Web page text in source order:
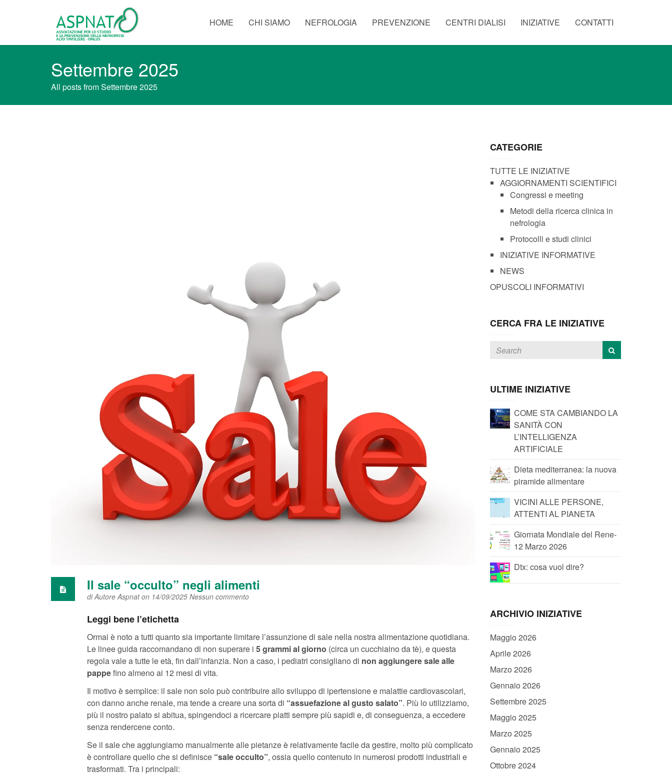
HOME CHI SIAMO NEFROLOGIA PREVENZIONE CENTRI DIALISI INIZIATIVE CONTATTI
Settembre 2025
All posts from Settembre 2025
Il sale “occulto” negli alimenti
diAutore Aspnaton 14/09/2025 Nessun commento
Leggi bene l’etichetta
Ormai è noto a tutti quanto sia importante limitare l’assunzione di sale nella nostra alimentazione quotidiana.
Le linee guida raccomandano di non superare i 5 grammi al giorno (circa un cucchiaino da tè), e questa
regola vale a tutte le età, fin dall’infanzia. Non a caso, i pediatri consigliano di non aggiungere sale alle
pappefino almeno ai 12 mesi di vita.
Il motivo è semplice: il sale non solo può contribuire allo sviluppo di ipertensione e malattie cardiovascolari,
con danno anche renale, ma tende a creare una sorta di “assuefazione al gusto salato”. Più lo utilizziamo,
più il nostro palato si abitua, spingendoci a ricercare piatti sempre più sapidi e, di conseguenza, a eccedere
senza rendercene conto.
Se il sale che aggiungiamo manualmente alle pietanze è relativamente facile da gestire, molto più complicato
è controllare quello che si definisce “sale occulto”, ossia quello contenuto in numerosi prodotti industriali e
trasformati. Tra i principali:
CATEGORIE
TUTTE LE INIZIATIVE
AGGIORNAMENTI SCIENTIFICI
Congressi e meeting
Metodi della ricerca clinica in
nefrologia
Protocolli e studi clinici
INIZIATIVE INFORMATIVE
NEWS
OPUSCOLI INFORMATIVI
CERCA FRA LE INIZIATIVE
ULTIME INIZIATIVE
COME STA CAMBIANDO LA
SANITÀ CON
L’INTELLIGENZA
ARTIFICIALE
Dieta mediterranea: la nuova
piramide alimentare
VICINI ALLE PERSONE,
ATTENTI AL PIANETA
Giornata Mondiale del Rene-
12 Marzo 2026
Dtx: cosa vuol dire?
ARCHIVIO INIZIATIVE
Maggio 2026
Aprile 2026
Marzo 2026
Gennaio 2026
Settembre 2025
Maggio 2025
Marzo 2025
Gennaio 2025
Ottobre 2024